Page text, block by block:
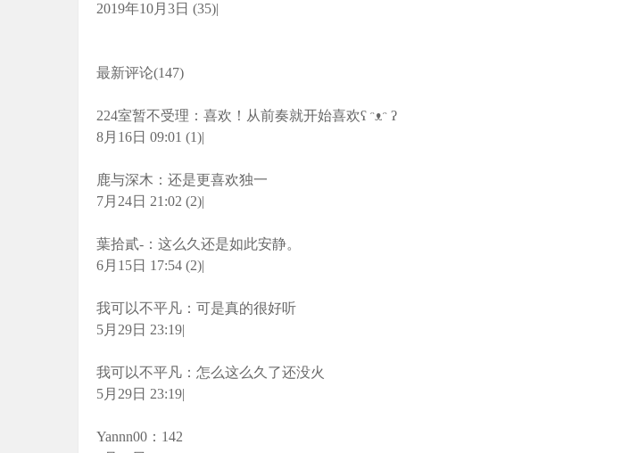
2019年10月3日 (35)|
最新评论(147)
224室暂不受理：喜欢！从前奏就开始喜欢ʕ ᵔᴥᵔ ʔ
8月16日 09:01 (1)|
鹿与深木：还是更喜欢独一
7月24日 21:02 (2)|
葉拾貳-：这么久还是如此安静。
6月15日 17:54 (2)|
我可以不平凡：可是真的很好听
5月29日 23:19|
我可以不平凡：怎么这么久了还没火
5月29日 23:19|
Yannn00：142